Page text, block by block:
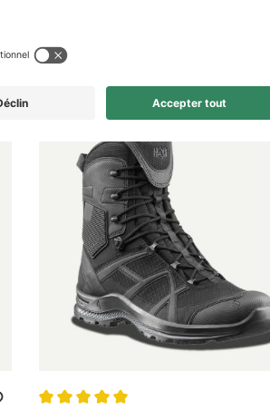
*Prix incl. TVA légale plus frais de port